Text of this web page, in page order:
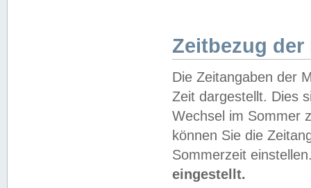
Zeitbezug der
Die Zeitangaben der
Zeit dargestellt. Dies
Wechsel im Sommer
können Sie die
Sommerzeit
eingestellt.